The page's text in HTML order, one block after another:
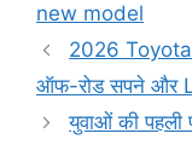
new model
2026 Toyota
ऑफ-रोड सपने और
युवाओं की